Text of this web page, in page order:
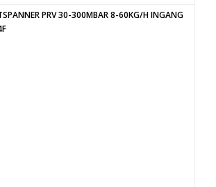
PRV 30-300MBAR 8-60KG/H INGANG